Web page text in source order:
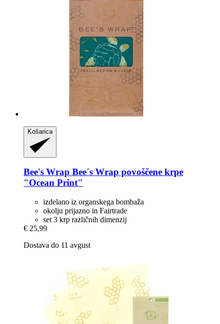
Košarica
Bee's Wrap Bee´s Wrap povoščene krpe
"Ocean Print"
izdelano iz organskega bombaža
okolju prijazno in Fairtrade
set 3 krp različnih dimenzij
€ 25,99
Dostava do 11 avgust